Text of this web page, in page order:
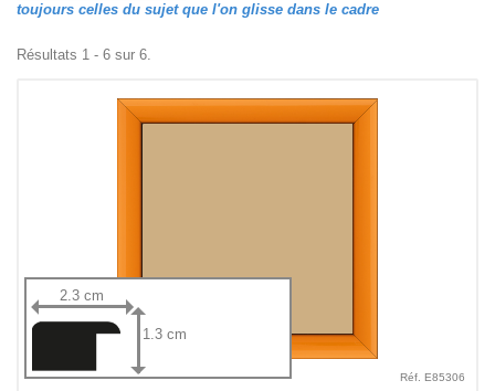
toujours celles du sujet que l'on glisse dans le cadre
Résultats 1 - 6 sur 6.
2.3 cm
1.3 cm
Réf. E85306